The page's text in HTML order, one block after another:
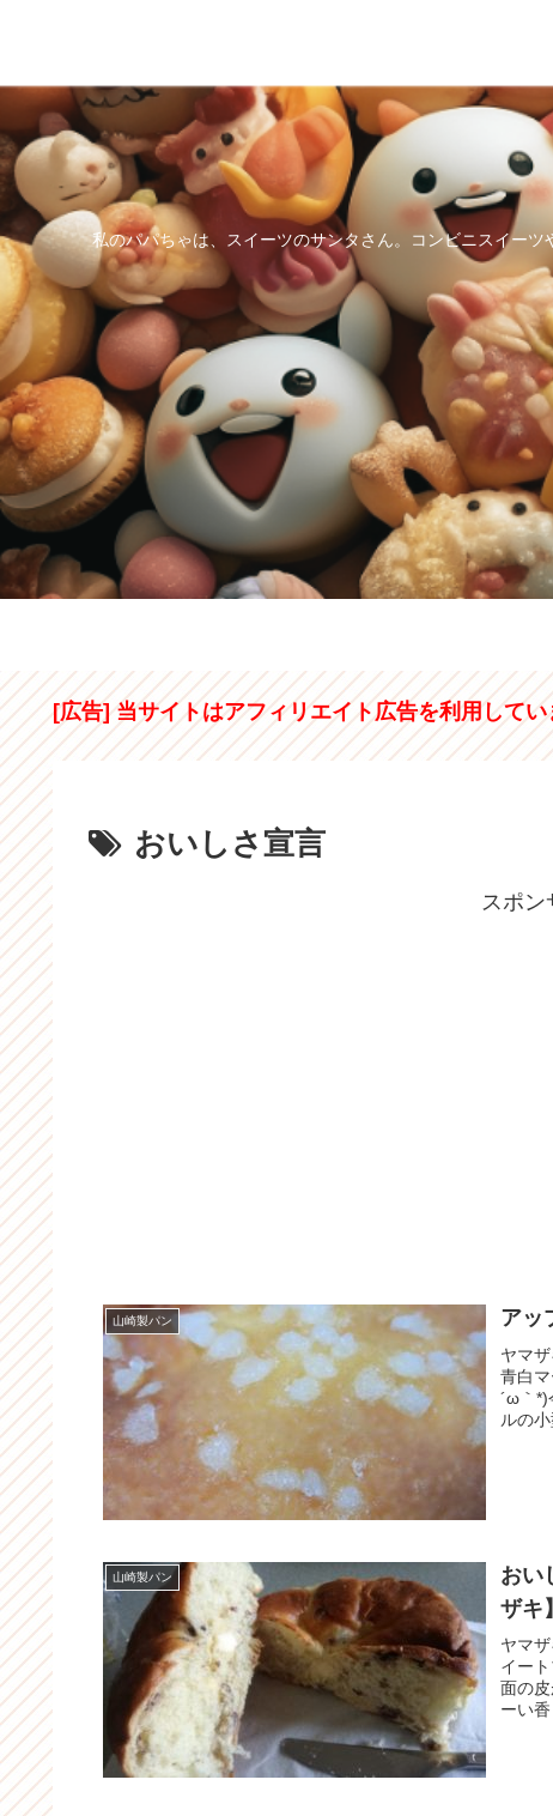
私のパパちゃは、スイーツのサンタさん。コンビニスイー
[広告] 当サイトはアフィリエイト広告を利用してい
おいしさ宣言
スポン
山崎製パン アッ
ヤマ
青白
´ω｀*)
ルの
山崎製パン
おい
ザキ】
ヤマ
イー
面の
ーい